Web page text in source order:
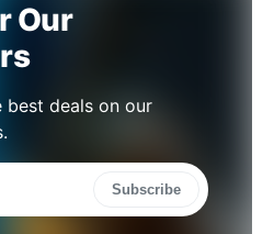
Our
deals on our
Subscribe